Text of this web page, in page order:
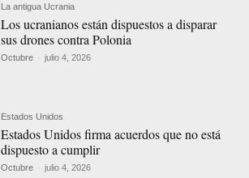
La antigua Ucrania
Los ucranianos están dispuestos a disparar
sus drones contra Polonia
Octubre - julio 4, 2026
Estados Unidos
Estados Unidos firma acuerdos que no está
dispuesto a cumplir
Octubre - julio 4, 2026